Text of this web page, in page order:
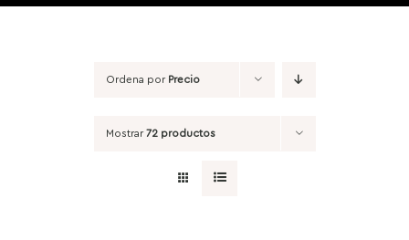
Ordena por Precio
Mostrar72 productos